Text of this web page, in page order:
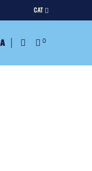
CAT
0